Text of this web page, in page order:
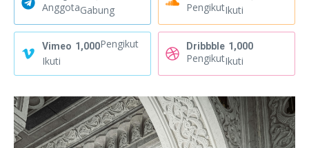
AnggotaGabung PengikutIkuti
Vimeo 1,000Pengikut
Ikuti
Dribbble 1,000
PengikutIkuti